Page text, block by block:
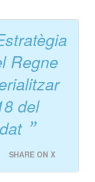
Regne
del
SHARE ON X